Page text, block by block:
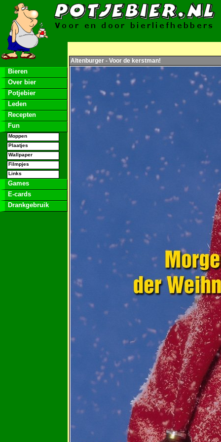
Bieren
Over bier
Potjebier
Leden
Recepten
Fun
Moppen
Plaatjes
Wallpaper
Filmpjes
Links
Games
E-cards
Drankgebruik
Altenburger - Voor de kerstman!